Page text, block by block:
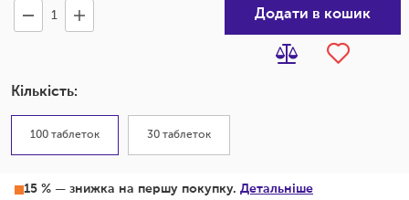
Додати в кошик
Кількість:
100 таблеток 30 таблеток
15 % — знижка на першу покупку. Детальніше